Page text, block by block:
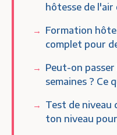
hôtesse de
Formation
complet pour
Peut-on passer
semaines ? Ce
Test de niveau
ton niveau